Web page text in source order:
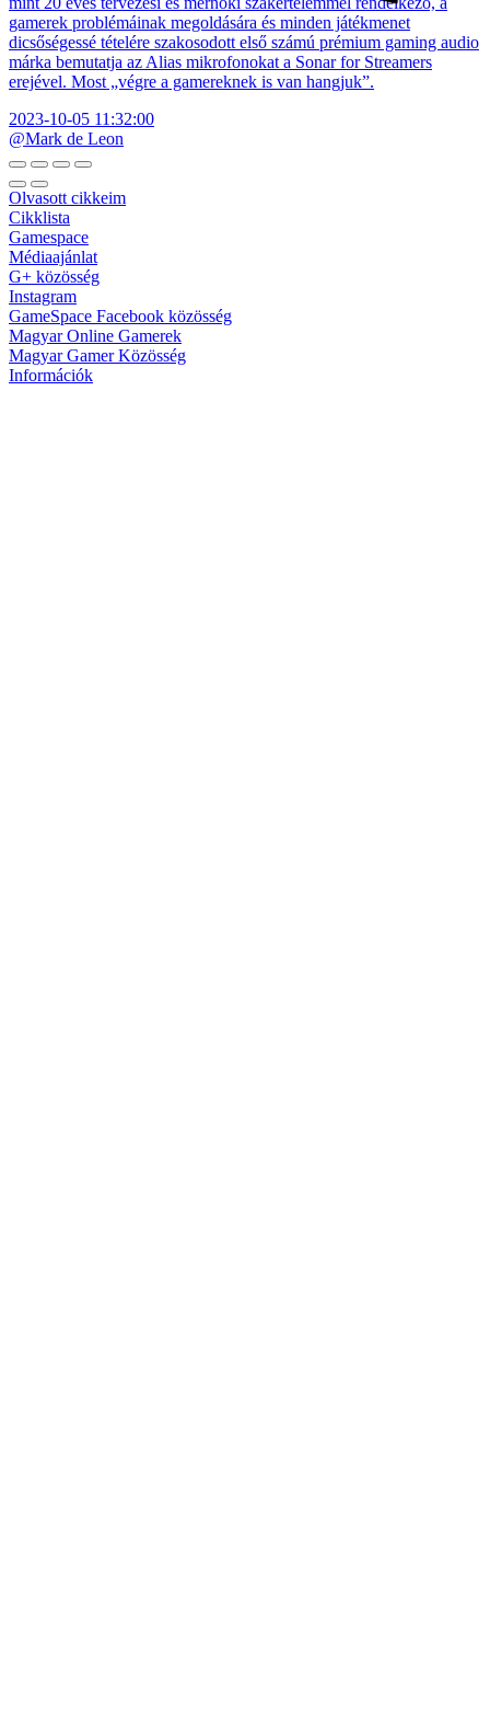
gamerek problémáinak megoldására és minden játékmenet
dicsőségessé tételére szakosodott első számú prémium gaming audio
márka bemutatja az Alias mikrofonokat a Sonar for Streamers
erejével. Most „végre a gamereknek is van hangjuk”.
2023-10-05 11:32:00
@Mark de Leon
Olvasott cikkeim
Cikklista
Gamespace
Médiaajánlat
G+ közösség
Instagram
GameSpace Facebook közösség
Magyar Online Gamerek
Magyar Gamer Közösség
Információk